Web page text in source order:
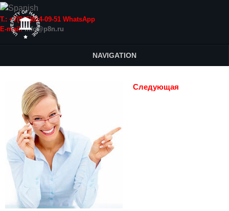
Т.: +7(915)814-09-51 WhatsApp
E-mail:info@p8n.ru
NAVIGATION
Следующая